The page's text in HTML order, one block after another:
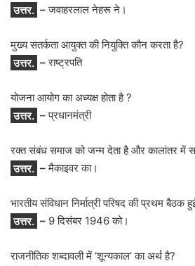
उत्तर. –जवाहरलाल नेहरू ने।
मुख्य सतर्कता आयुक्त की नियुक्ति कौन करता है?
उत्तर. –राष्ट्रपति
योजना आयोग का अध्यक्ष होता है ?
उत्तर. –प्रधानमंत्री
रक्त संबंध समाज को जन्म देता है और कालांतर में
उत्तर. –मैकाइवर का।
भारतीय संविधान निर्मात्री परिषद की प्रथम बैठक
उत्तर. – 9 दिसंबर 1946 को।
राजनीतिक शब्दावली में ‘शून्यकाल’ का अर्थ है?